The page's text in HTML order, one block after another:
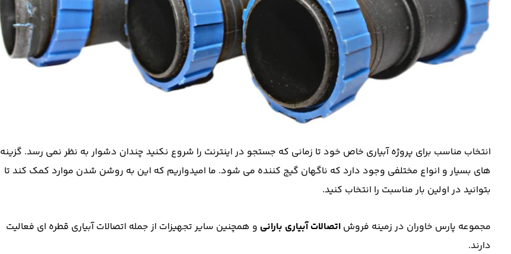
انتخاب مناسب برای پروژه آبیاری خاص خود تا زمانی که جستجو در اینترنت را شروع نکنید چندان دشوار به نظر نمی رسد. گزینه
های بسیار و انواع مختلفی وجود دارد که ناگهان گیج کننده می شود. ما امیدواریم که این به روشن شدن موارد کمک کند تا
بتوانید در اولین بار مناسبت را انتخاب کنید.
مجموعه پارس خاوران در زمینه فروش اتصالات آبیاری بارانی و همچنین سایر تجهیزات از جمله اتصالات آبیاری قطره ای فعالیت
دارند.